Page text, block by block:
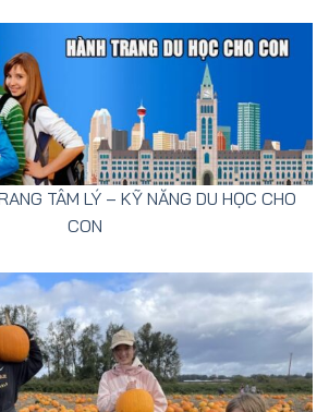
TÂM LÝ – KỸ NĂNG DU HỌC CHO
CON